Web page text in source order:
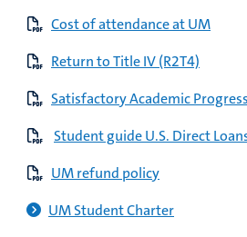
Cost of attendance at UM
Return to Title IV (R2T4)
Satisfactory Academic
Student guide U.S. Direct
UM refund policy
UM Student Charter